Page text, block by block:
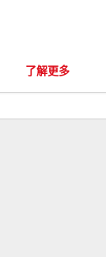
了解更多